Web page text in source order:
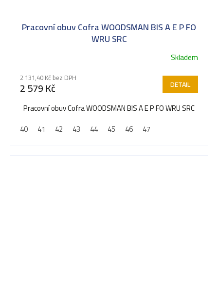
Pracovní obuv Cofra WOODSMAN BIS A E P FO
WRU SRC
produktu
je
5,0
5
Skladem
2 131,40 Kč bez DPH
2 579 Kč DETAIL
Pracovní obuv Cofra WOODSMAN BIS A E P FO WRU SRC
40
41 42 43 44 45 46 47